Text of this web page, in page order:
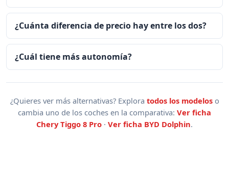
¿Cuánta diferencia de precio hay entre los dos?
¿Cuál tiene más autonomía?
¿Quieres ver más alternativas? Explora todos los modeloso
cambia uno de los coches en la comparativa: Ver ficha
Chery Tiggo 8 Pro · Ver ficha BYD Dolphin.